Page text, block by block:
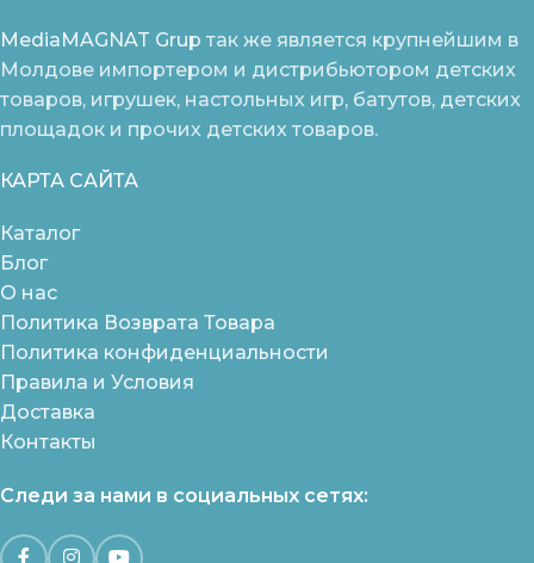
MediaMAGNAT Grup так же является крупнейшим в
Молдове импортером и дистрибьютором детских
товаров, игрушек, настольных игр, батутов, детских
площадок и прочих детских товаров.
КАРТА САЙТА
Каталог
Блог
О нас
Политика Возврата Товара
Политика конфиденциальности
Правила и Условия
Доставка
Контакты
Следи за нами в социальных сетях: